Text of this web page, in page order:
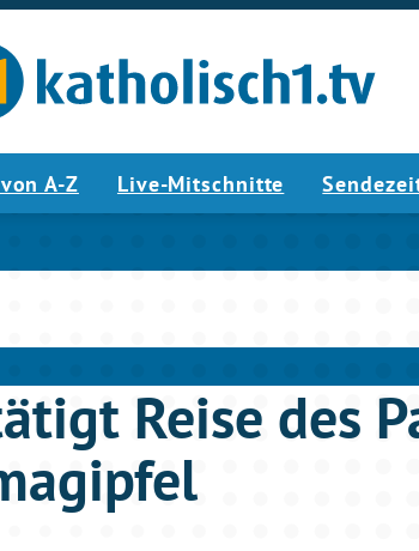
A-Z Live-Mitschnitte
Reise des